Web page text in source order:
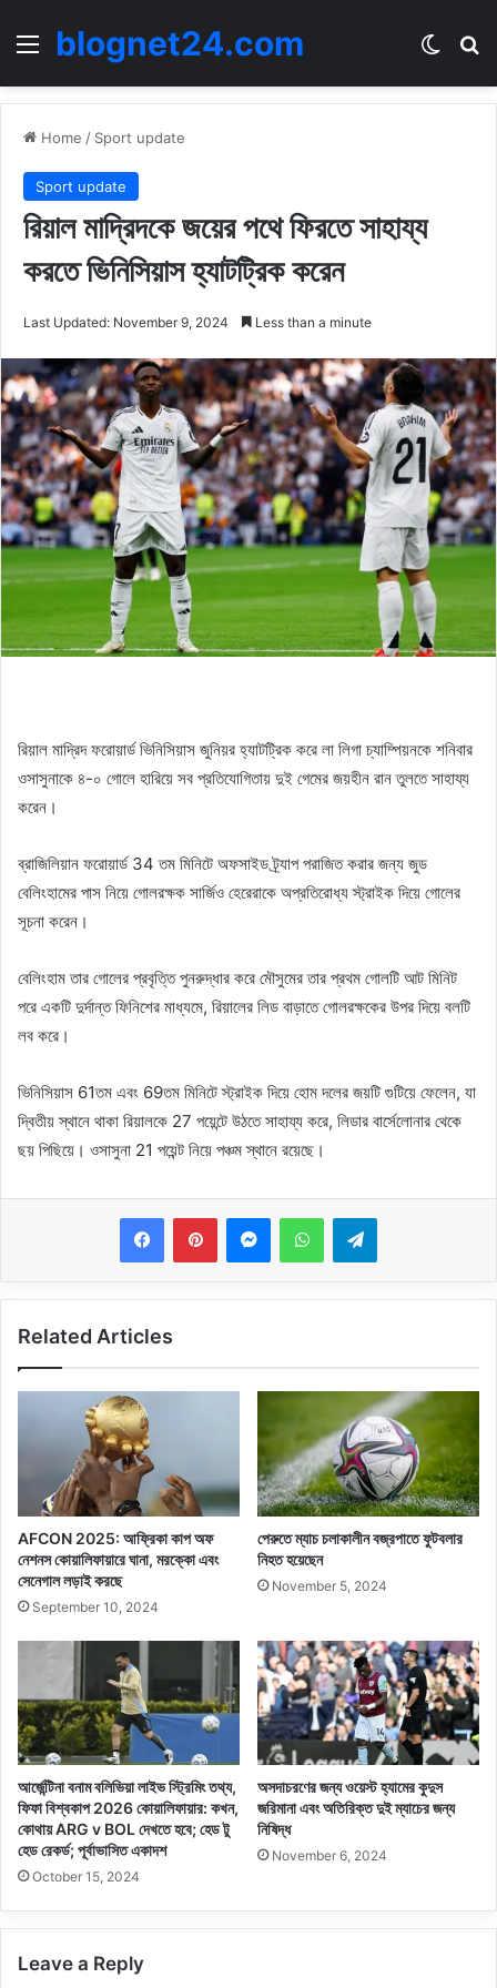
Menublognet24.com
Home / Sport update
Sport update
রিয়াল মাদ্রিদকে জয়ের পথে ফিরতে সাহায্য
করতে ভিনিসিয়াস হ্যাটট্রিক করেন
Last Updated: November 9, 2024 Less than a minute
রিয়াল মাদ্রিদ ফরোয়ার্ড ভিনিসিয়াস জুনিয়র হ্যাটট্রিক করে লা লিগা চ্যাম্পিয়নকে শনিবার
ওসাসুনাকে ৪-০ গোলে হারিয়ে সব প্রতিযোগিতায় দুই গেমের জয়হীন রান তুলতে সাহায্য
করেন।
ব্রাজিলিয়ান ফরোয়ার্ড 34 তম মিনিটে অফসাইড ট্র্যাপ পরাজিত করার জন্য জুড
বেলিংহামের পাস নিয়ে গোলরক্ষক সার্জিও হেরেরাকে অপ্রতিরোধ্য স্ট্রাইক দিয়ে গোলের
সূচনা করেন।
বেলিংহাম তার গোলের প্রবৃত্তি পুনরুদ্ধার করে মৌসুমের তার প্রথম গোলটি আট মিনিট
পরে একটি দুর্দান্ত ফিনিশের মাধ্যমে, রিয়ালের লিড বাড়াতে গোলরক্ষকের উপর দিয়ে বলটি
লব করে।
ভিনিসিয়াস 61তম এবং 69তম মিনিটে স্ট্রাইক দিয়ে হোম দলের জয়টি গুটিয়ে ফেলেন, যা
দ্বিতীয় স্থানে থাকা রিয়ালকে 27 পয়েন্টে উঠতে সাহায্য করে, লিডার বার্সেলোনার থেকে
ছয় পিছিয়ে। ওসাসুনা 21 পয়েন্ট নিয়ে পঞ্চম স্থানে রয়েছে।
MessengerWhatsAppTelegram
Related Articles
AFCON 2025: আফ্রিকা কাপ অফ
নেশনস কোয়ালিফায়ারে ঘানা, মরক্কো এবং
সেনেগাল লড়াই করছে
September 10, 2024
পেরুতে ম্যাচ চলাকালীন বজ্রপাতে ফুটবলার
নিহত হয়েছেন
November 5, 2024
আর্জেন্টিনা বনাম বলিভিয়া লাইভ স্ট্রিমিং তথ্য,
ফিফা বিশ্বকাপ 2026 কোয়ালিফায়ার: কখন,
কোথায় ARG v BOL দেখতে হবে; হেড টু
হেড রেকর্ড; পূর্বাভাসিত একাদশ
October 15, 2024
অসদাচরণের জন্য ওয়েস্ট হ্যামের কুদুস
জরিমানা এবং অতিরিক্ত দুই ম্যাচের জন্য
নিষিদ্ধ
November 6, 2024
Leave a Reply